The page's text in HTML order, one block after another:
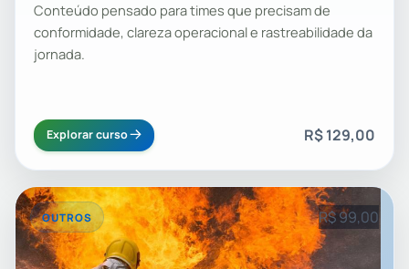
Conteúdo pensado para times que precisam de
conformidade, clareza operacional e rastreabilidade da
jornada.
Explorar curso R$ 129,00
OUTROS R$ 99,00